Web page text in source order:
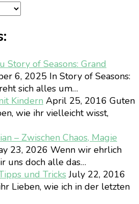
Story of Seasons: Grand
6, 2025 In Story of Seasons:
sich alles um…
Kindern April 25, 2016 Guten
wie ihr vielleicht wisst,
– Zwischen Chaos, Magie
23, 2026 Wenn wir ehrlich
uns doch alle das…
und TricksJuly 22, 2016
Lieben, wie ich in der letzten